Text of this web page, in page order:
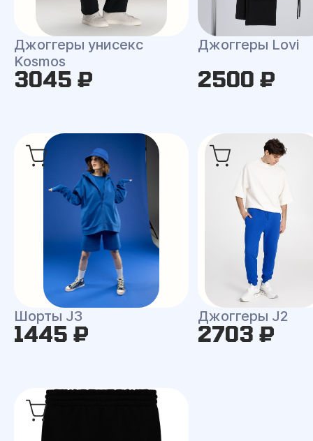
Джоггеры унисекс
Kosmos
3045 ₽
Джоггеры Lovi
2500 ₽
Шорты J3
1445 ₽
Джоггеры J2
2703 ₽